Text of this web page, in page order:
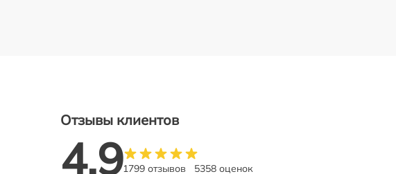
Отзывы клиентов
4.91799 отзывов 5358 оценок